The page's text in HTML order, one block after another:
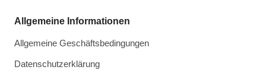
Allgemeine Informationen
Allgemeine Geschäftsbedingungen
Datenschutzerklärung